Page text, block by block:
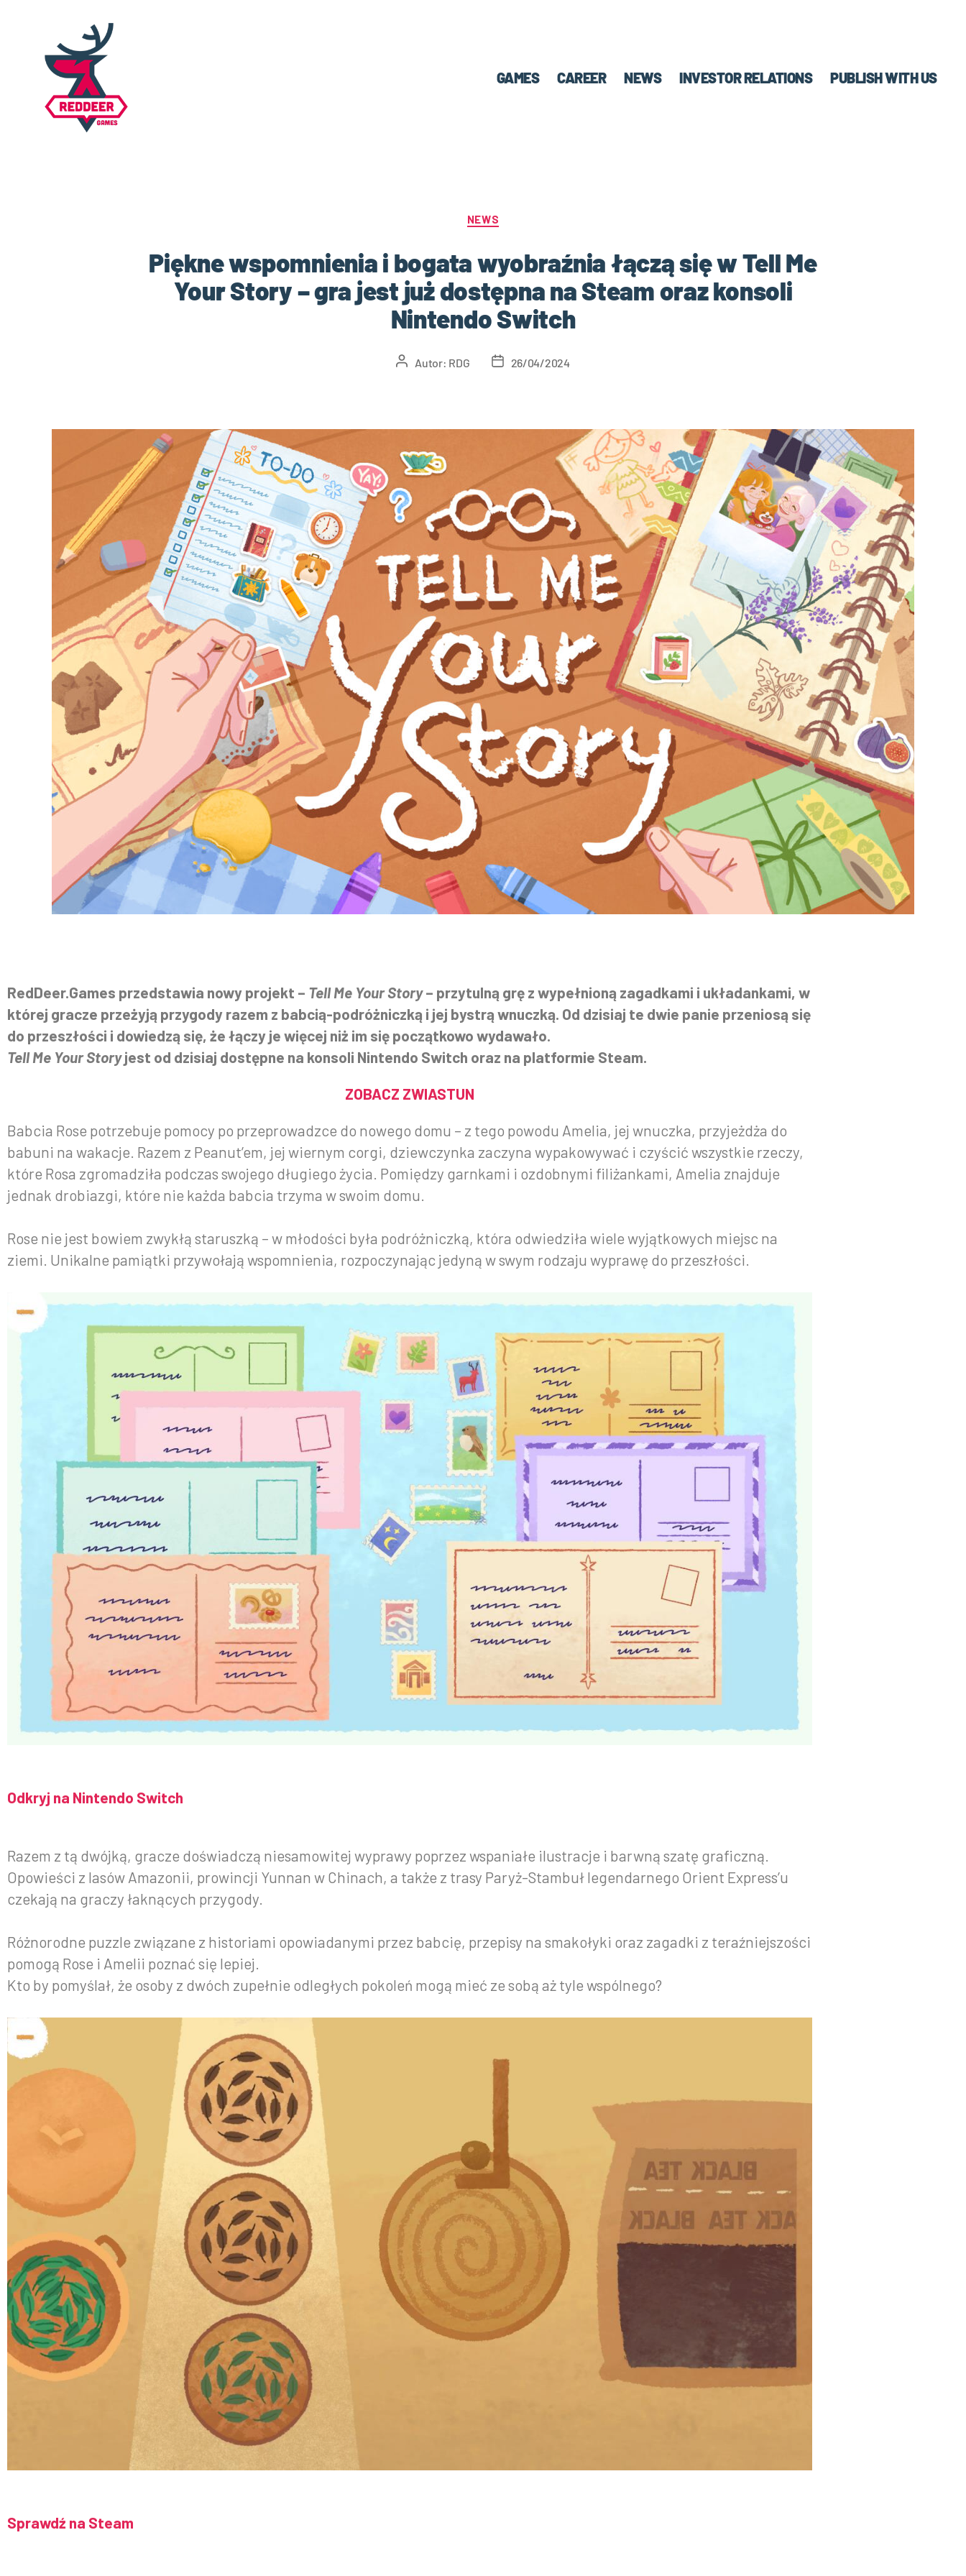
GAMES CAREER NEWS INVESTOR RELATIONS PUBLISH WITH US
NEWS
Piękne wspomnienia i bogata wyobraźnia łączą się w Tell Me
Your Story – gra jest już dostępna na Steam oraz konsoli
Nintendo Switch
Autor: RDG 26/04/2024
RedDeer.Games przedstawia nowy projekt – Tell Me Your Story– przytulną grę z wypełnioną zagadkami i układankami, w
której gracze przeżyją przygody razem z babcią-podróżniczką i jej bystrą wnuczką. Od dzisiaj te dwie panie przeniosą się
do przeszłości i dowiedzą się, że łączy je więcej niż im się początkowo wydawało.
Tell Me Your Storyjest od dzisiaj dostępne na konsoli Nintendo Switch oraz na platformie Steam.
ZOBACZ ZWIASTUN
Babcia Rose potrzebuje pomocy po przeprowadzce do nowego domu – z tego powodu Amelia, jej wnuczka, przyjeżdża do
babuni na wakacje. Razem z Peanut’em, jej wiernym corgi, dziewczynka zaczyna wypakowywać i czyścić wszystkie rzeczy,
które Rosa zgromadziła podczas swojego długiego życia. Pomiędzy garnkami i ozdobnymi filiżankami, Amelia znajduje
jednak drobiazgi, które nie każda babcia trzyma w swoim domu.
Rose nie jest bowiem zwykłą staruszką – w młodości była podróżniczką, która odwiedziła wiele wyjątkowych miejsc na
ziemi. Unikalne pamiątki przywołają wspomnienia, rozpoczynając jedyną w swym rodzaju wyprawę do przeszłości.
Odkryj na Nintendo Switch
Razem z tą dwójką, gracze doświadczą niesamowitej wyprawy poprzez wspaniałe ilustracje i barwną szatę graficzną.
Opowieści z lasów Amazonii, prowincji Yunnan w Chinach, a także z trasy Paryż-Stambuł legendarnego Orient Express’u
czekają na graczy łaknących przygody.
Różnorodne puzzle związane z historiami opowiadanymi przez babcię, przepisy na smakołyki oraz zagadki z teraźniejszości
pomogą Rose i Amelii poznać się lepiej.
Kto by pomyślał, że osoby z dwóch zupełnie odległych pokoleń mogą mieć ze sobą aż tyle wspólnego?
Sprawdź na Steam